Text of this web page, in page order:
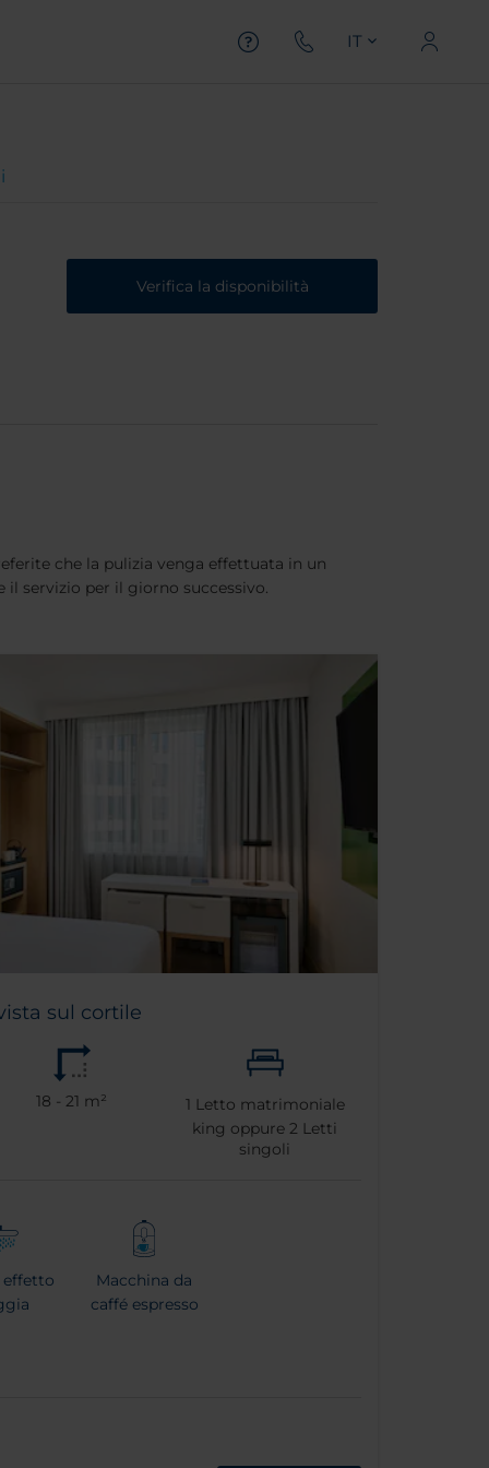
IT
Verifica la disponibilità
che la pulizia venga effettuata in un
servizio per il giorno successivo.
sul cortile
18 - 21 m² 1 Letto matrimoniale
king oppure2 Letti
singoli
effetto
Macchina da
caffé espresso